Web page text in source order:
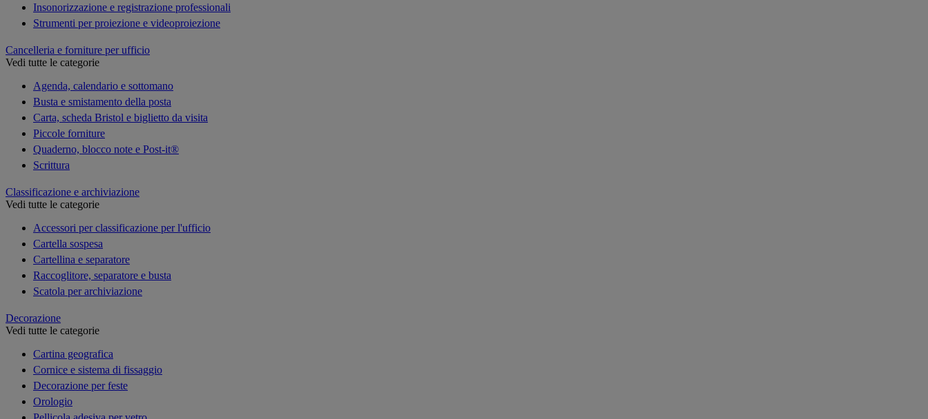
Insonorizzazione e registrazione professionali
Strumenti per proiezione e videoproiezione
Cancelleria e forniture per ufficio
Vedi tutte le categorie
Agenda, calendario e sottomano
Busta e smistamento della posta
Carta, scheda Bristol e biglietto da visita
Piccole forniture
Quaderno, blocco note e Post-it®
Scrittura
Classificazione e archiviazione
Vedi tutte le categorie
Accessori per classificazione per l'ufficio
Cartella sospesa
Cartellina e separatore
Raccoglitore, separatore e busta
Scatola per archiviazione
Decorazione
Vedi tutte le categorie
Cartina geografica
Cornice e sistema di fissaggio
Decorazione per feste
Orologio